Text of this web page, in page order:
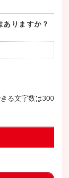
りますか？
る文字数は300